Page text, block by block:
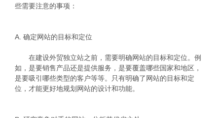
些需要注意的事项：
A. 确定网站的目标和定位
在建设外贸独立站之前，需要明确网站的目标和定位。例
如，是要销售产品还是提供服务，是要覆盖哪些国家和地区，
是要吸引哪些类型的客户等等。只有明确了网站的目标和定
位，才能更好地规划网站的设计和功能。